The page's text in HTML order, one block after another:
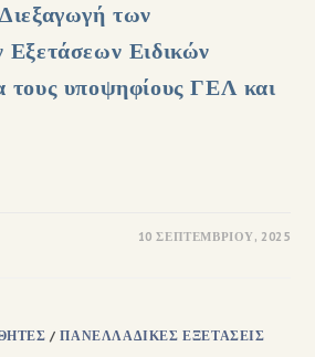
των
Εξετάσεων Ειδικών
υποψηφίους ΓΕΛ και
10 ΣΕΠΤΕΜΒΡΊΟΥ, 2025
/ΠΑΝΕΛΛΑΔΙΚΈΣ ΕΞΕΤΆΣΕΙΣ